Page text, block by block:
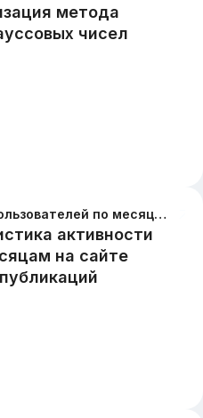
Статистика активности пользователей по месяцам на сайте библиотеки научных публикаций